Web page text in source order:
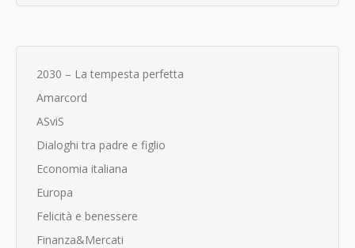
2030 – La tempesta perfetta
Amarcord
ASviS
Dialoghi tra padre e figlio
Economia italiana
Europa
Felicità e benessere
Finanza&Mercati